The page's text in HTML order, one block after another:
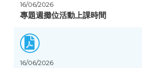
16/06/2026
專題週攤位活動上課時間
16/06/2026